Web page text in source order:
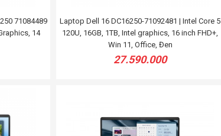
71084489
14
Laptop Dell 16 DC16250-71092481 | Intel Core 5
120U, 16GB, 1TB, Intel graphics, 16 inch FHD+,
Win 11, Office, Đen
27.590.000